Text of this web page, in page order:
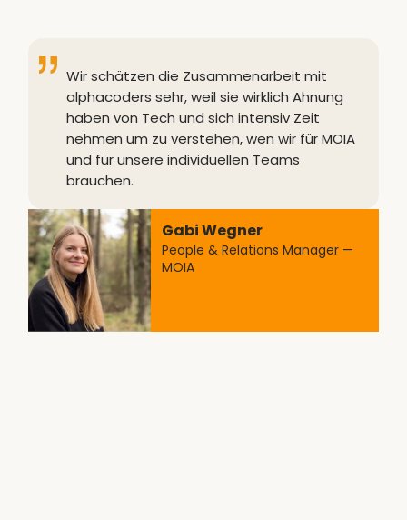
Gabi Wegner
People & Relations Manager —
MOIA
Wir schätzen die Zusammenarbeit mit
alphacoders sehr, weil sie wirklich Ahnung
haben von Tech und sich intensiv Zeit
nehmen um zu verstehen, wen wir für MOIA
und für unsere individuellen Teams
brauchen.